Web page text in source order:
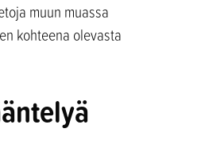
muun muassa
kohteena olevasta